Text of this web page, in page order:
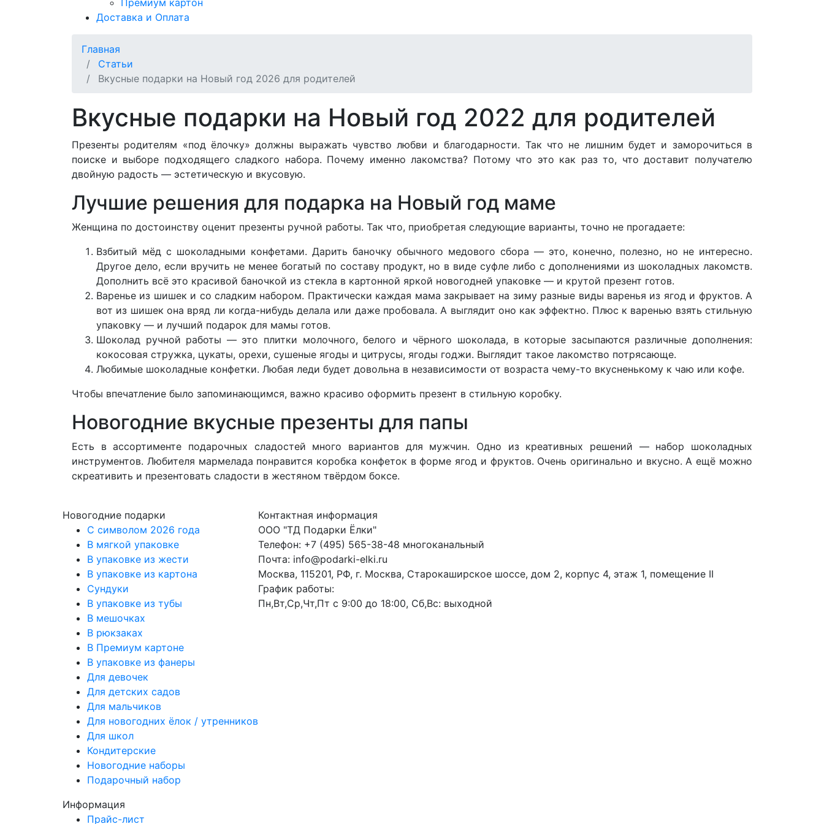
Доставка и Оплата
Главная
Статьи
Вкусные подарки на Новый год 2026 для родителей
Вкусные подарки на Новый год 2022 для родителей
Презенты родителям «под ёлочку» должны выражать чувство любви и благодарности. Так что не лишним будет и заморочиться в
поиске и выборе подходящего сладкого набора. Почему именно лакомства? Потому что это как раз то, что доставит получателю
двойную радость — эстетическую и вкусовую.
Лучшие решения для подарка на Новый год маме
Женщина по достоинству оценит презенты ручной работы. Так что, приобретая следующие варианты, точно не прогадаете:
Взбитый мёд с шоколадными конфетами. Дарить баночку обычного медового сбора — это, конечно, полезно, но не интересно.
Другое дело, если вручить не менее богатый по составу продукт, но в виде суфле либо с дополнениями из шоколадных лакомств.
Дополнить всё это красивой баночкой из стекла в картонной яркой новогодней упаковке — и крутой презент готов.
Варенье из шишек и со сладким набором. Практически каждая мама закрывает на зиму разные виды варенья из ягод и фруктов. А
вот из шишек она вряд ли когда-нибудь делала или даже пробовала. А выглядит оно как эффектно. Плюс к варенью взять стильную
упаковку — и лучший подарок для мамы готов.
Шоколад ручной работы — это плитки молочного, белого и чёрного шоколада, в которые засыпаются различные дополнения:
кокосовая стружка, цукаты, орехи, сушеные ягоды и цитрусы, ягоды годжи. Выглядит такое лакомство потрясающе.
Любимые шоколадные конфетки. Любая леди будет довольна в независимости от возраста чему-то вкусненькому к чаю или кофе.
Чтобы впечатление было запоминающимся, важно красиво оформить презент в стильную коробку.
Новогодние вкусные презенты для папы
Есть в ассортименте подарочных сладостей много вариантов для мужчин. Одно из креативных решений — набор шоколадных
инструментов. Любителя мармелада понравится коробка конфеток в форме ягод и фруктов. Очень оригинально и вкусно. А ещё можно
скреативить и презентовать сладости в жестяном твёрдом боксе.
Новогодние подарки
C символом 2026 года
В мягкой упаковке
В упаковке из жести
В упаковке из картона
Сундуки
В упаковке из тубы
В мешочках
В рюкзаках
В Премиум картоне
В упаковке из фанеры
Для девочек
Для детских садов
Для мальчиков
Для новогодних ёлок / утренников
Для школ
Кондитерские
Новогодние наборы
Подарочный набор
Контактная информация
ООО "ТД Подарки Ёлки"
Телефон: +7 (495) 565-38-48 многоканальный
Почта: info@podarki-elki.ru
Москва, 115201, РФ, г. Москва, Старокаширское шоссе, дом 2, корпус 4, этаж 1, помещение II
График работы:
Пн,Вт,Ср,Чт,Пт с 9:00 до 18:00, Сб,Вс: выходной
Информация
Прайс-лист